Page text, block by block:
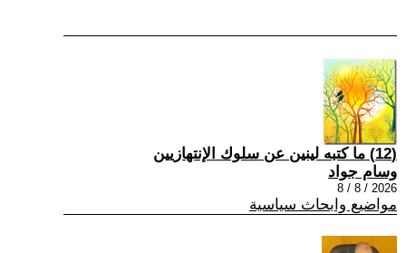
(12) ما كتبه لينين عن سلوك الإنتهازيين
وسام جواد
2026 / 8 / 8
مواضيع وابحاث سياسية